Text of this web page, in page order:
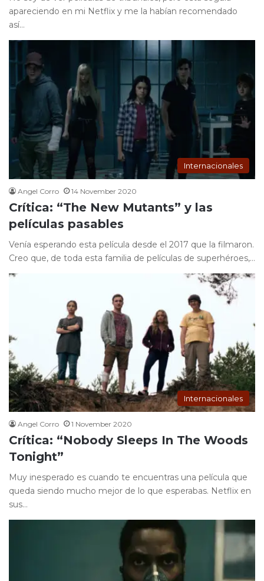
apareciendo en mi Netflix y me la habían recomendado
así…
Internacionales
Angel Corro 14 November 2020
Crítica: “The New Mutants” y las
películas pasables
Venía esperando esta película desde el 2017 que la filmaron.
Creo que, de toda esta familia de películas de superhéroes,…
Internacionales
Angel Corro 1 November 2020
Crítica: “Nobody Sleeps In The Woods
Tonight”
Muy inesperado es cuando te encuentras una película que
queda siendo mucho mejor de lo que esperabas. Netflix en
sus…